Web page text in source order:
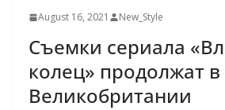
August 16, 2021 New_Style
Съемки сериала
колец» продолжат в
Великобритании